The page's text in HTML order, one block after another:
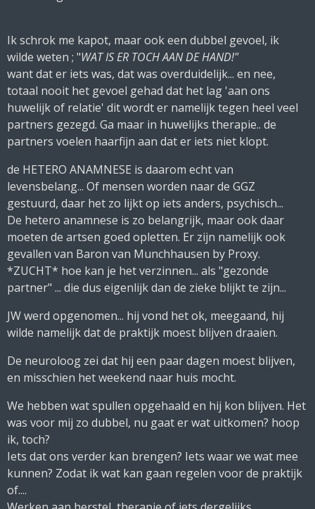
Ik schrok me kapot, maar ook een dubbel gevoel, ik
wilde weten ; "WAT IS ER TOCH AAN DE HAND!"
want dat er iets was, dat was overduidelijk... en nee,
totaal nooit het gevoel gehad dat het lag 'aan ons
huwelijk of relatie' dit wordt er namelijk tegen heel veel
partners gezegd. Ga maar in huwelijks therapie.. de
partners voelen haarfijn aan dat er iets niet klopt.
de HETERO ANAMNESE is daarom echt van
levensbelang... Of mensen worden naar de GGZ
gestuurd, daar het zo lijkt op iets anders, psychisch...
De hetero anamnese is zo belangrijk, maar ook daar
moeten de artsen goed opletten. Er zijn namelijk ook
gevallen van Baron van Munchhausen by Proxy.
*ZUCHT* hoe kan je het verzinnen... als "gezonde
partner" ... die dus eigenlijk dan de zieke blijkt te zijn...
JW werd opgenomen... hij vond het ok, meegaand, hij
wilde namelijk dat de praktijk moest blijven draaien.
De neuroloog zei dat hij een paar dagen moest blijven,
en misschien het weekend naar huis mocht.
We hebben wat spullen opgehaald en hij kon blijven. Het
was voor mij zo dubbel, nu gaat er wat uitkomen? hoop
ik, toch?
Iets dat ons verder kan brengen? Iets waar we wat mee
kunnen? Zodat ik wat kan gaan regelen voor de praktijk
of....